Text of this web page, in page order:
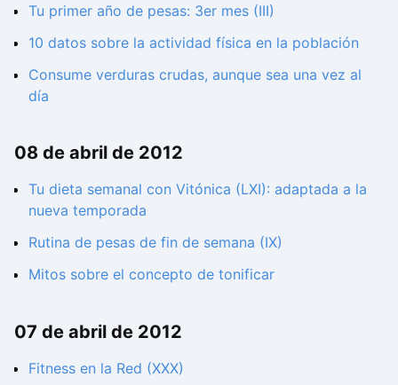
Tu primer año de pesas: 3er mes (III)
10 datos sobre la actividad física en la población
Consume verduras crudas, aunque sea una vez al
día
08 de abril de 2012
Tu dieta semanal con Vitónica (LXI): adaptada a la
nueva temporada
Rutina de pesas de fin de semana (IX)
Mitos sobre el concepto de tonificar
07 de abril de 2012
Fitness en la Red (XXX)